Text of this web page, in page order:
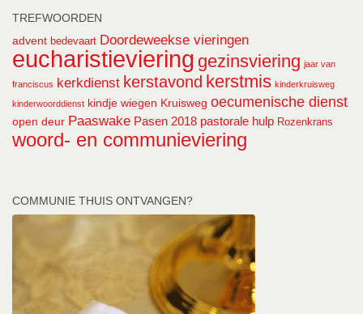
TREFWOORDEN
advent bedevaart Doordeweekse vieringen
eucharistieviering gezinsviering jaar van
franciscus kerkdienst kerstavond kerstmis kinderkruisweg
kinderwoorddienst kindje wiegen Kruisweg oecumenische dienst
open deur Paaswake Pasen 2018 pastorale hulp Rozenkrans
woord- en communieviering
COMMUNIE THUIS ONTVANGEN?